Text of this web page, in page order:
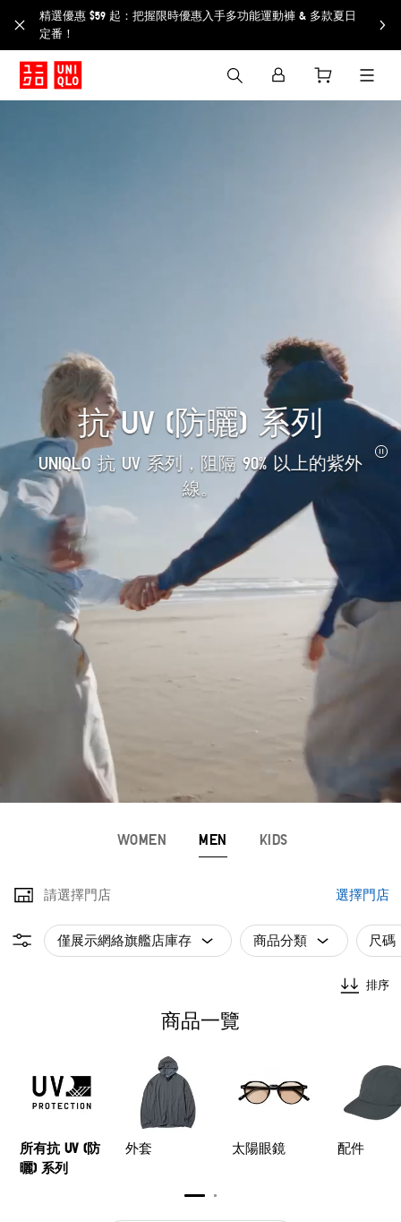
精選優惠 $59 起：把握限時優惠入手多功能運動褲 & 多款夏日
定番！​
抗 UV (防曬) 系列
UNIQLO 抗 UV 系列，阻隔 90% 以上的紫外
線。
WOMEN MEN KIDS
請選擇門店 選擇門店
僅展示網絡旗艦店庫存 商品分類 尺碼
排序
商品一覽
所有抗 UV (防
曬) 系列
外套 太陽眼鏡 配件